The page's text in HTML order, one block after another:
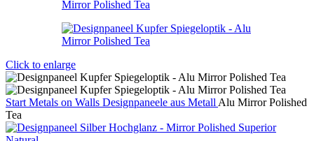
Click to enlarge
Start Metals on Walls Designpaneele aus Metall Alu Mirror Polished
Tea